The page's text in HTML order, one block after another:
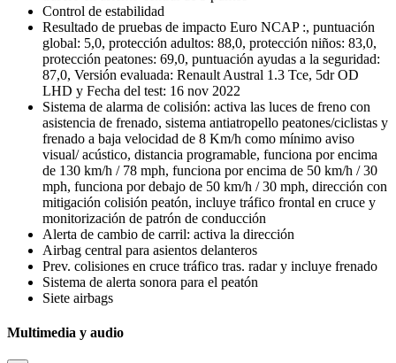
Control de estabilidad
Resultado de pruebas de impacto Euro NCAP :, puntuación
global: 5,0, protección adultos: 88,0, protección niños: 83,0,
protección peatones: 69,0, puntuación ayudas a la seguridad:
87,0, Versión evaluada: Renault Austral 1.3 Tce, 5dr OD
LHD y Fecha del test: 16 nov 2022
Sistema de alarma de colisión: activa las luces de freno con
asistencia de frenado, sistema antiatropello peatones/ciclistas y
frenado a baja velocidad de 8 Km/h como mínimo aviso
visual/ acústico, distancia programable, funciona por encima
de 130 km/h / 78 mph, funciona por encima de 50 km/h / 30
mph, funciona por debajo de 50 km/h / 30 mph, dirección con
mitigación colisión peatón, incluye tráfico frontal en cruce y
monitorización de patrón de conducción
Alerta de cambio de carril: activa la dirección
Airbag central para asientos delanteros
Prev. colisiones en cruce tráfico tras. radar y incluye frenado
Sistema de alerta sonora para el peatón
Siete airbags
Multimedia y audio